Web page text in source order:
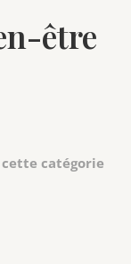
être
catégorie